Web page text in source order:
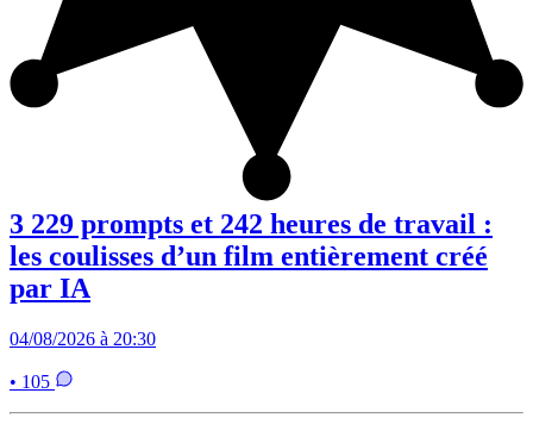
3 229 prompts et 242 heures de travail :
les coulisses d’un film entièrement créé
par IA
04/08/2026 à 20:30
• 105